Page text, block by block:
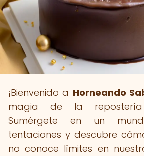
¡Bienvenido a Horneando
magia de la
Sumérgete en un
tentaciones y descubre
no conoce límites en